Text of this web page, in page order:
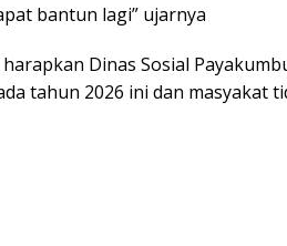
bantun lagi” ujarnya
Dinas Sosial
tahun 2026 ini dan masyakat